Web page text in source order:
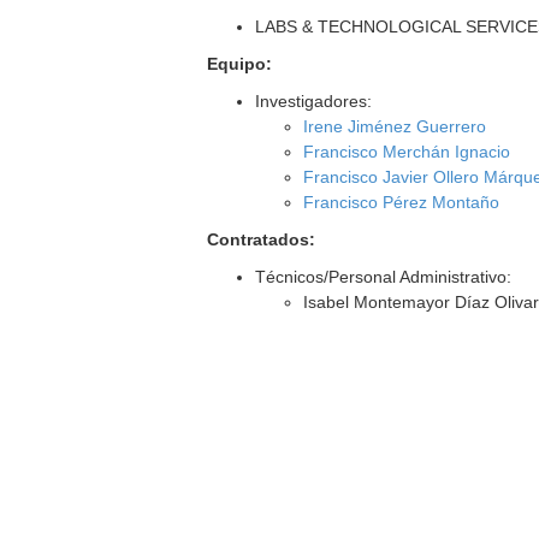
LABS & TECHNOLOGICAL
Equipo:
Investigadores:
Irene Jiménez Guerrero
Francisco Merchán Ignacio
Francisco Javier Ollero
Francisco Pérez Montaño
Contratados:
Técnicos/Personal Administrativo:
Isabel Montemayor Díaz